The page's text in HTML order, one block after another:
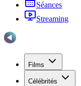
Séances
Streaming
Films
Célébrités